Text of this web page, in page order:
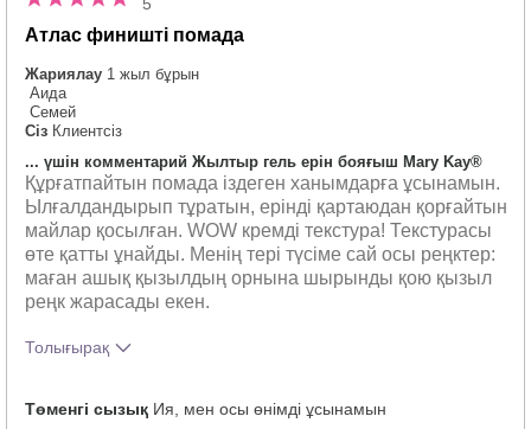
Атлас финишті помада
Жариялау 1 жыл бұрын
Аида
Семей
Сіз Клиентсіз
... үшін комментарий Жылтыр гель ерін бояғыш Mary Kay®
Құрғатпайтын помада іздеген ханымдарға ұсынамын.
Ылғалдандырып тұратын, ерінді қартаюдан қорғайтын
майлар қосылған. WOW кремді текстура! Текстурасы
өте қатты ұнайды. Менің тері түсіме сай осы реңктер:
маған ашық қызылдың орнына шырынды қою қызыл
реңк жарасады екен.
Толығырақ
ұнады?
Төменгі сызық Ия, мен осы өнімді ұсынамын